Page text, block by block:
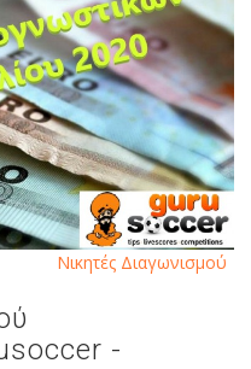
-
Νικητές Διαγωνισμού